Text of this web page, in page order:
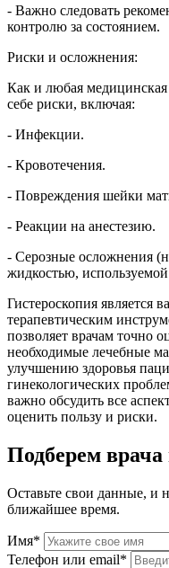
- Важно следовать
контролю за состоянием.
Риски и осложнения:
Как и любая медицинская
себе риски, включая:
- Инфекции.
- Кровотечения.
- Повреждения шейки
- Реакции на анестезию.
- Серозные осложнения
жидкостью,
Гистероскопия является
терапевтическим
позволяет врачам точно
необходимые лечебные
улучшению здоровья
гинекологических
важно обсудить все
оценить пользу и риски.
Подберем
Оставьте свои данные, и
ближайшее время.
Имя*
Телефон или email*